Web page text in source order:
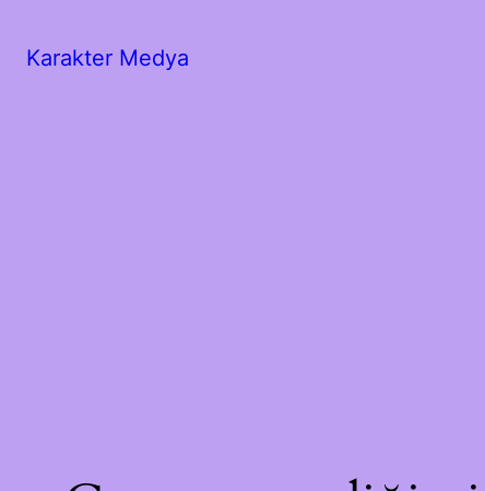
Karakter Medya